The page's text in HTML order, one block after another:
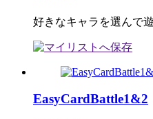
好きなキャラを選んで
EasyCardBattle1&2